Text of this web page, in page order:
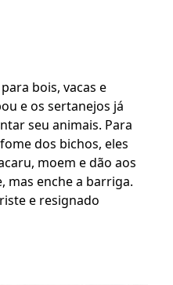
bois, vacas e
e os sertanejos já
seu animais. Para
dos bichos, eles
moem e dão aos
mas enche a barriga.
e resignado